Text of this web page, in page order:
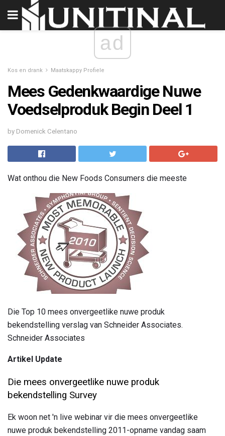
ad
Kos en drank Maatskappy Profiele
Mees Gedenkwaardige Nuwe
Voedselproduk Begin Deel 1
by Domenick Celentano
Wat onthou die New Foods Consumers die meeste
Die Top 10 mees onvergeetlike nuwe produk
bekendstelling verslag van Schneider Associates.
Schneider Associates
Artikel Update
Die mees onvergeetlike nuwe produk
bekendstelling Survey
Ek woon net 'n live webinar vir die mees onvergeetlike
nuwe produk bekendstelling 2011-opname vandag saam